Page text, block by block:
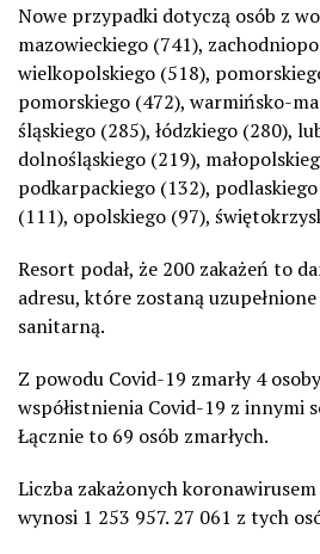
Nowe przypadki dotyczą osób z
mazowieckiego (741),
wielkopolskiego (518),
pomorskiego (472), warmińsko-
śląskiego (285), łódzkiego (280),
dolnośląskiego (219),
podkarpackiego (132),
(111), opolskiego (97),
Resort podał, że 200 zakażeń to
adresu, które zostaną
sanitarną.
Z powodu Covid-19 zmarły 4
współistnienia Covid-19 z innymi
Łącznie to 69 osób zmarłych.
Liczba zakażonych
wynosi 1 253 957. 27 061 z tych